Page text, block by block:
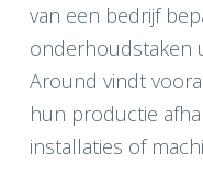
van een bedrijf
onderhoudstaken
Around vindt
hun productie
installaties of